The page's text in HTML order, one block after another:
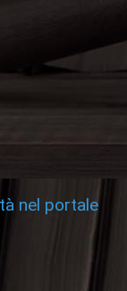
nel portale